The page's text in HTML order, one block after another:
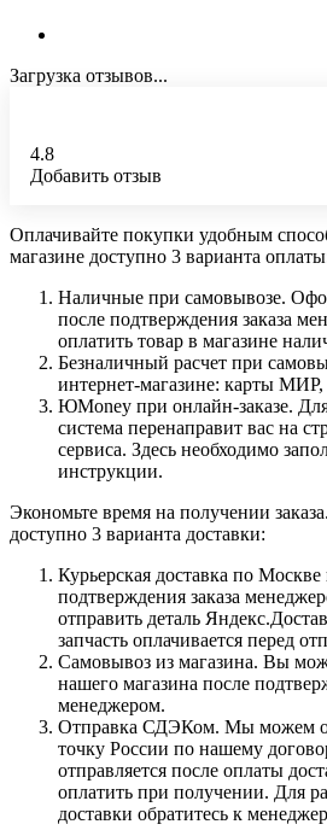
Загрузка отзывов...
4.8
Добавить отзыв
Оплачивайте покупки удобным
магазине доступно 3 варианта
Наличные при самовывозе.
после подтверждения заказа
оплатить товар в магазине
Безналичный расчет при
интернет-магазине: карты МИР,
ЮMoney при онлайн-заказе.
система перенаправит вас на
сервиса. Здесь необходимо
инструкции.
Экономьте время на получении
доступно 3 варианта доставки:
Курьерская доставка по
подтверждения заказа
отправить деталь
запчасть оплачивается перед
Самовывоз из магазина. Вы
нашего магазина после
менеджером.
Отправка СДЭКом. Мы можем
точку России по нашему
отправляется после оплаты
оплатить при получении. Для
доставки обратитесь к